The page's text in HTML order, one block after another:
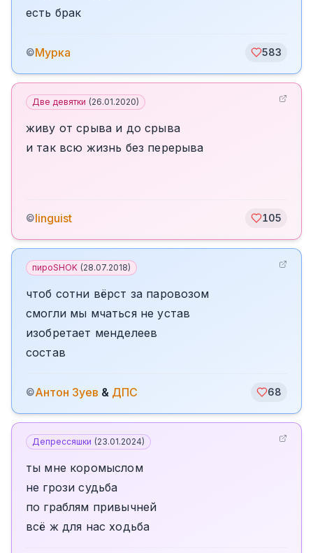
есть брак
©Мурка 583
Две девятки (26.01.2020)
живу от срыва и до срыва
и так всю жизнь без перерыва
©linguist 105
пироSHOK (28.07.2018)
чтоб сотни вёрст за паровозом
смогли мы мчаться не устав
изобретает менделеев
состав
©Антон Зуев & ДПС 68
Депрессяшки (23.01.2024)
ты мне коромыслом
не грози судьба
по граблям привычней
всё ж для нас ходьба